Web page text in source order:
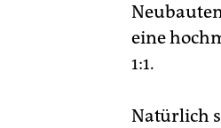
eine
1:1.
Natürlich